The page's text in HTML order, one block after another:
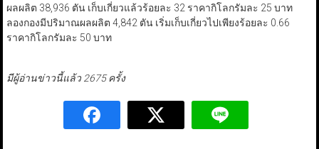
ผลผลิต 38,936 ตัน เก็บเกี่ยวแล้วร้อยละ 32 ราคากิโลกรัมละ 25 บาท
ลองกองมีปริมาณผลผลิต 4,842 ตัน เริ่มเก็บเกี่ยวไปเพียงร้อยละ 0.66
ราคากิโลกรัมละ 50 บาท
มีผู้อ่านข่าวนี้แล้ว 2675 ครั้ง